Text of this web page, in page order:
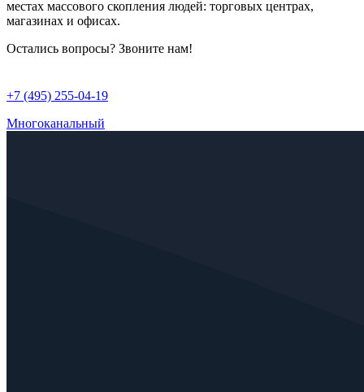
местах массового скопления людей: торговых центрах,
магазинах и офисах.
Остались вопросы? Звоните нам!
+7 (495) 255-04-19
Многоканальный